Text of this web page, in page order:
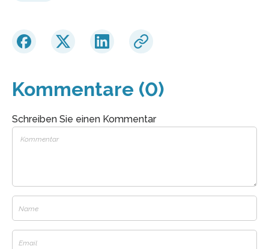
Kommentare (0)
Schreiben Sie einen Kommentar